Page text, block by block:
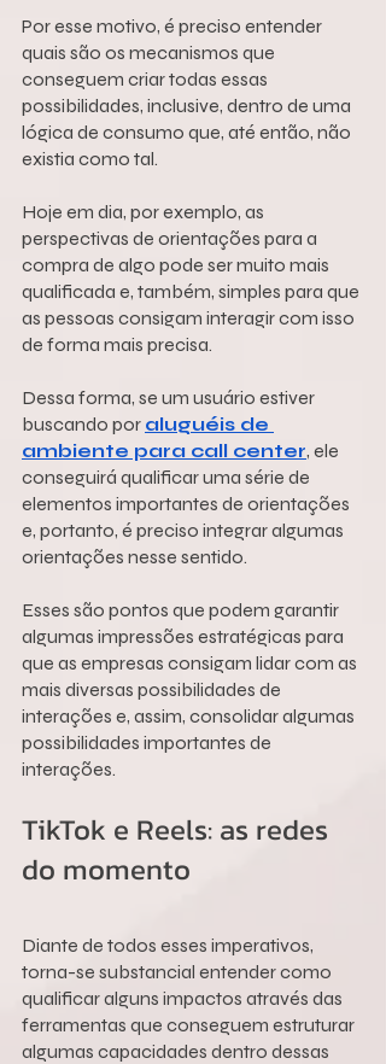
Por esse motivo, é preciso entender
quais são os mecanismos que
conseguem criar todas essas
possibilidades, inclusive, dentro de uma
lógica de consumo que, até então, não
existia como tal.
Hoje em dia, por exemplo, as
perspectivas de orientações para a
compra de algo pode ser muito mais
qualificada e, também, simples para que
as pessoas consigam interagir com isso
de forma mais precisa.
Dessa forma, se um usuário estiver
buscando por aluguéis de
ambiente para call center, ele
conseguirá qualificar uma série de
elementos importantes de orientações
e, portanto, é preciso integrar algumas
orientações nesse sentido.
Esses são pontos que podem garantir
algumas impressões estratégicas para
que as empresas consigam lidar com as
mais diversas possibilidades de
interações e, assim, consolidar algumas
possibilidades importantes de
interações.
TikTok e Reels: as redes
do momento
Diante de todos esses imperativos,
torna-se substancial entender como
qualificar alguns impactos através das
ferramentas que conseguem estruturar
algumas capacidades dentro dessas